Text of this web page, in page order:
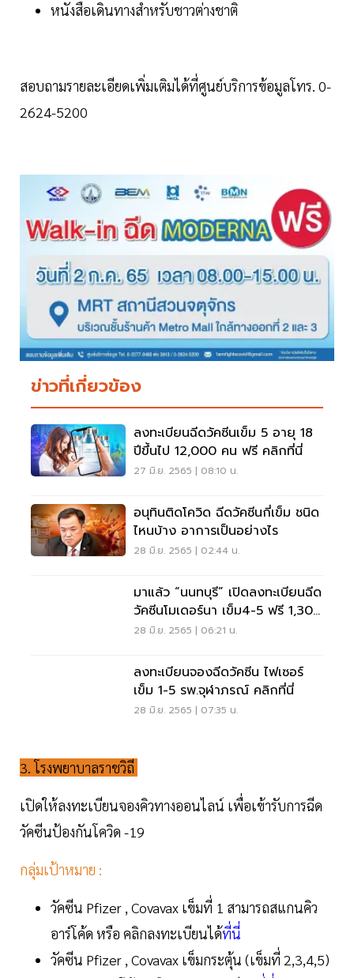
หนังสือเดินทางสำหรับชาวต่างชาติ
สอบถามรายละเอียดเพิ่มเติมได้ที่ศูนย์บริการข้อมูลโทร. 0-
2624-5200
ข่าวที่เกี่ยวข้อง
ลงทะเบียนฉีดวัคซีนเข็ม 5 อายุ 18
ปีขึ้นไป 12,000 คน ฟรี คลิกที่นี่
27 มิ.ย. 2565 | 08:10 น.
อนุทินติดโควิด ฉีดวัคซีนกี่เข็ม ชนิด
ไหนบ้าง อาการเป็นอย่างไร
28 มิ.ย. 2565 | 02:44 น.
มาแล้ว “นนทบุรี” เปิดลงทะเบียนฉีด
วัคซีนโมเดอร์นา เข็ม4-5 ฟรี 1,300
คน
28 มิ.ย. 2565 | 06:21 น.
ลงทะเบียนจองฉีดวัคซีน ไฟเซอร์
เข็ม 1-5 รพ.จุฬาภรณ์ คลิกที่นี่
28 มิ.ย. 2565 | 07:35 น.
3. โรงพยาบาลราชวิถี
เปิดให้ลงทะเบียนจองคิวทางออนไลน์ เพื่อเข้ารับการฉีด
วัคซีนป้องกันโควิด -19
กลุ่มเป้าหมาย :
วัคซีน Pfizer , Covavax เข็มที่ 1 สามารถสแกนคิว
อาร์โค้ด หรือ คลิกลงทะเบียนได้ที่นี่
วัคซีน Pfizer , Covavax เข็มกระตุ้น (เข็มที่ 2,3,4,5)